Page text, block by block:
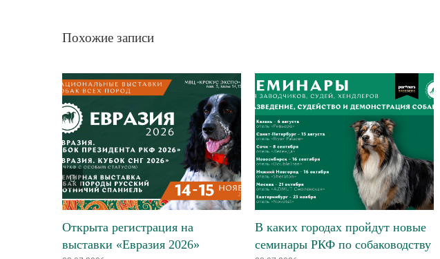
Похожие записи
Открыта регистрация на
выставки «Евразия 2026»
В каких городах пройдут новые
семинары РКФ по собаководству